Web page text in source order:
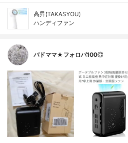
高昇(TAKASYOU)
ハンディファン
バドママ★フォロバ100◎